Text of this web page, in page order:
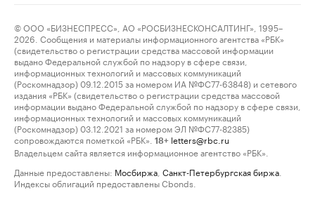
© ООО «БИЗНЕСПРЕСС», АО «РОСБИЗНЕСКОНСАЛТИНГ», 1995–
2026. Сообщения и материалы информационного агентства «РБК»
(свидетельство о регистрации средства массовой информации
выдано Федеральной службой по надзору в сфере связи,
информационных технологий и массовых коммуникаций
(Роскомнадзор) 09.12.2015 за номером ИА №ФС77-63848) и сетевого
издания «РБК» (свидетельство о регистрации средства массовой
информации выдано Федеральной службой по надзору в сфере связи,
информационных технологий и массовых коммуникаций
(Роскомнадзор) 03.12.2021 за номером ЭЛ №ФС77-82385)
сопровождаются пометкой «РБК».
18+ letters@rbc.ru
Владельцем сайта является информационное агентство «РБК».
Данные предоставлены: Мосбиржа Санкт-Петербургская биржа
Индексы облигаций предоставлены Cbonds.